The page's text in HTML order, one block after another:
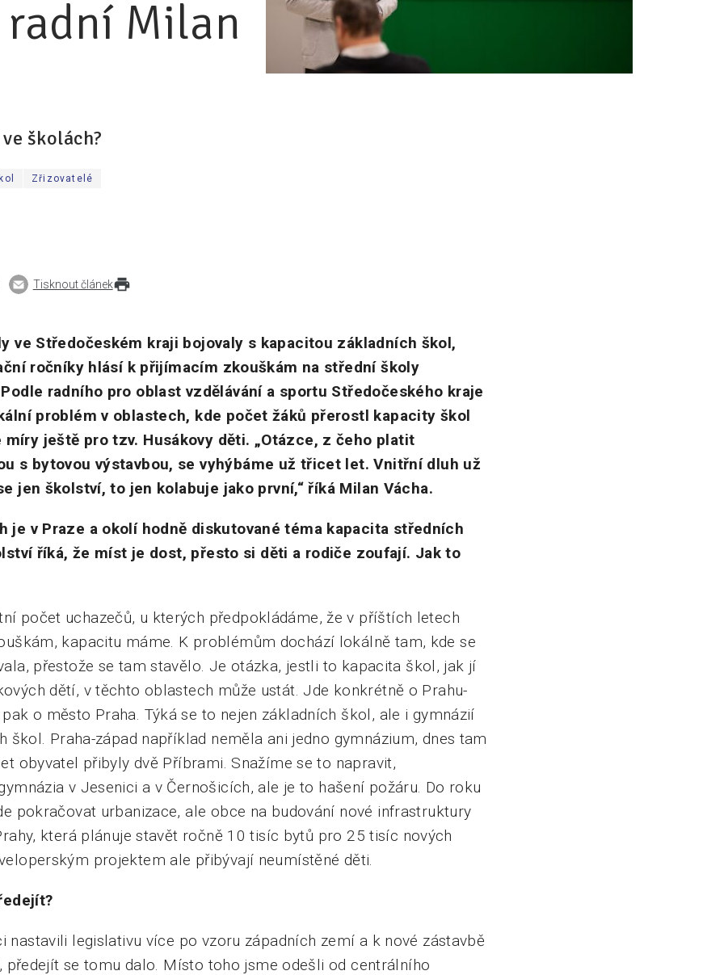
Milan
školách?
Zřizovatelé
Tisknout článek
ve Středočeském kraji bojovaly s kapacitou základních škol,
ročníky hlásí k přijímacím zkouškám na střední školy
radního pro oblast vzdělávání a sportu Středočeského kraje
problém v oblastech, kde počet žáků přerostl kapacity škol
ještě pro tzv. Husákovy děti. „Otázce, z čeho platit
s bytovou výstavbou, se vyhýbáme už třicet let. Vnitřní dluh už
jen školství, to jen kolabuje jako první,“ říká Milan Vácha.
je v Praze a okolí hodně diskutované téma kapacita středních
říká, že míst je dost, přesto si děti a rodiče zoufají. Jak to
počet uchazečů, u kterých předpokládáme, že v příštích letech
kapacitu máme. K problémům dochází lokálně tam, kde se
přestože se tam stavělo. Je otázka, jestli to kapacita škol, jak jí
dětí, v těchto oblastech může ustát. Jde konkrétně o Prahu-
o město Praha. Týká se to nejen základních škol, ale i gymnázií
škol. Praha-západ například neměla ani jedno gymnázium, dnes tam
obyvatel přibyly dvě Příbrami. Snažíme se to napravit,
v Jesenici a v Černošicích, ale je to hašení požáru. Do roku
pokračovat urbanizace, ale obce na budování nové infrastruktury
která plánuje stavět ročně 10 tisíc bytů pro 25 tisíc nových
projektem ale přibývají neumístěné děti.
nastavili legislativu více po vzoru západních zemí a k nové zástavbě
předejít se tomu dalo. Místo toho jsme odešli od centrálního